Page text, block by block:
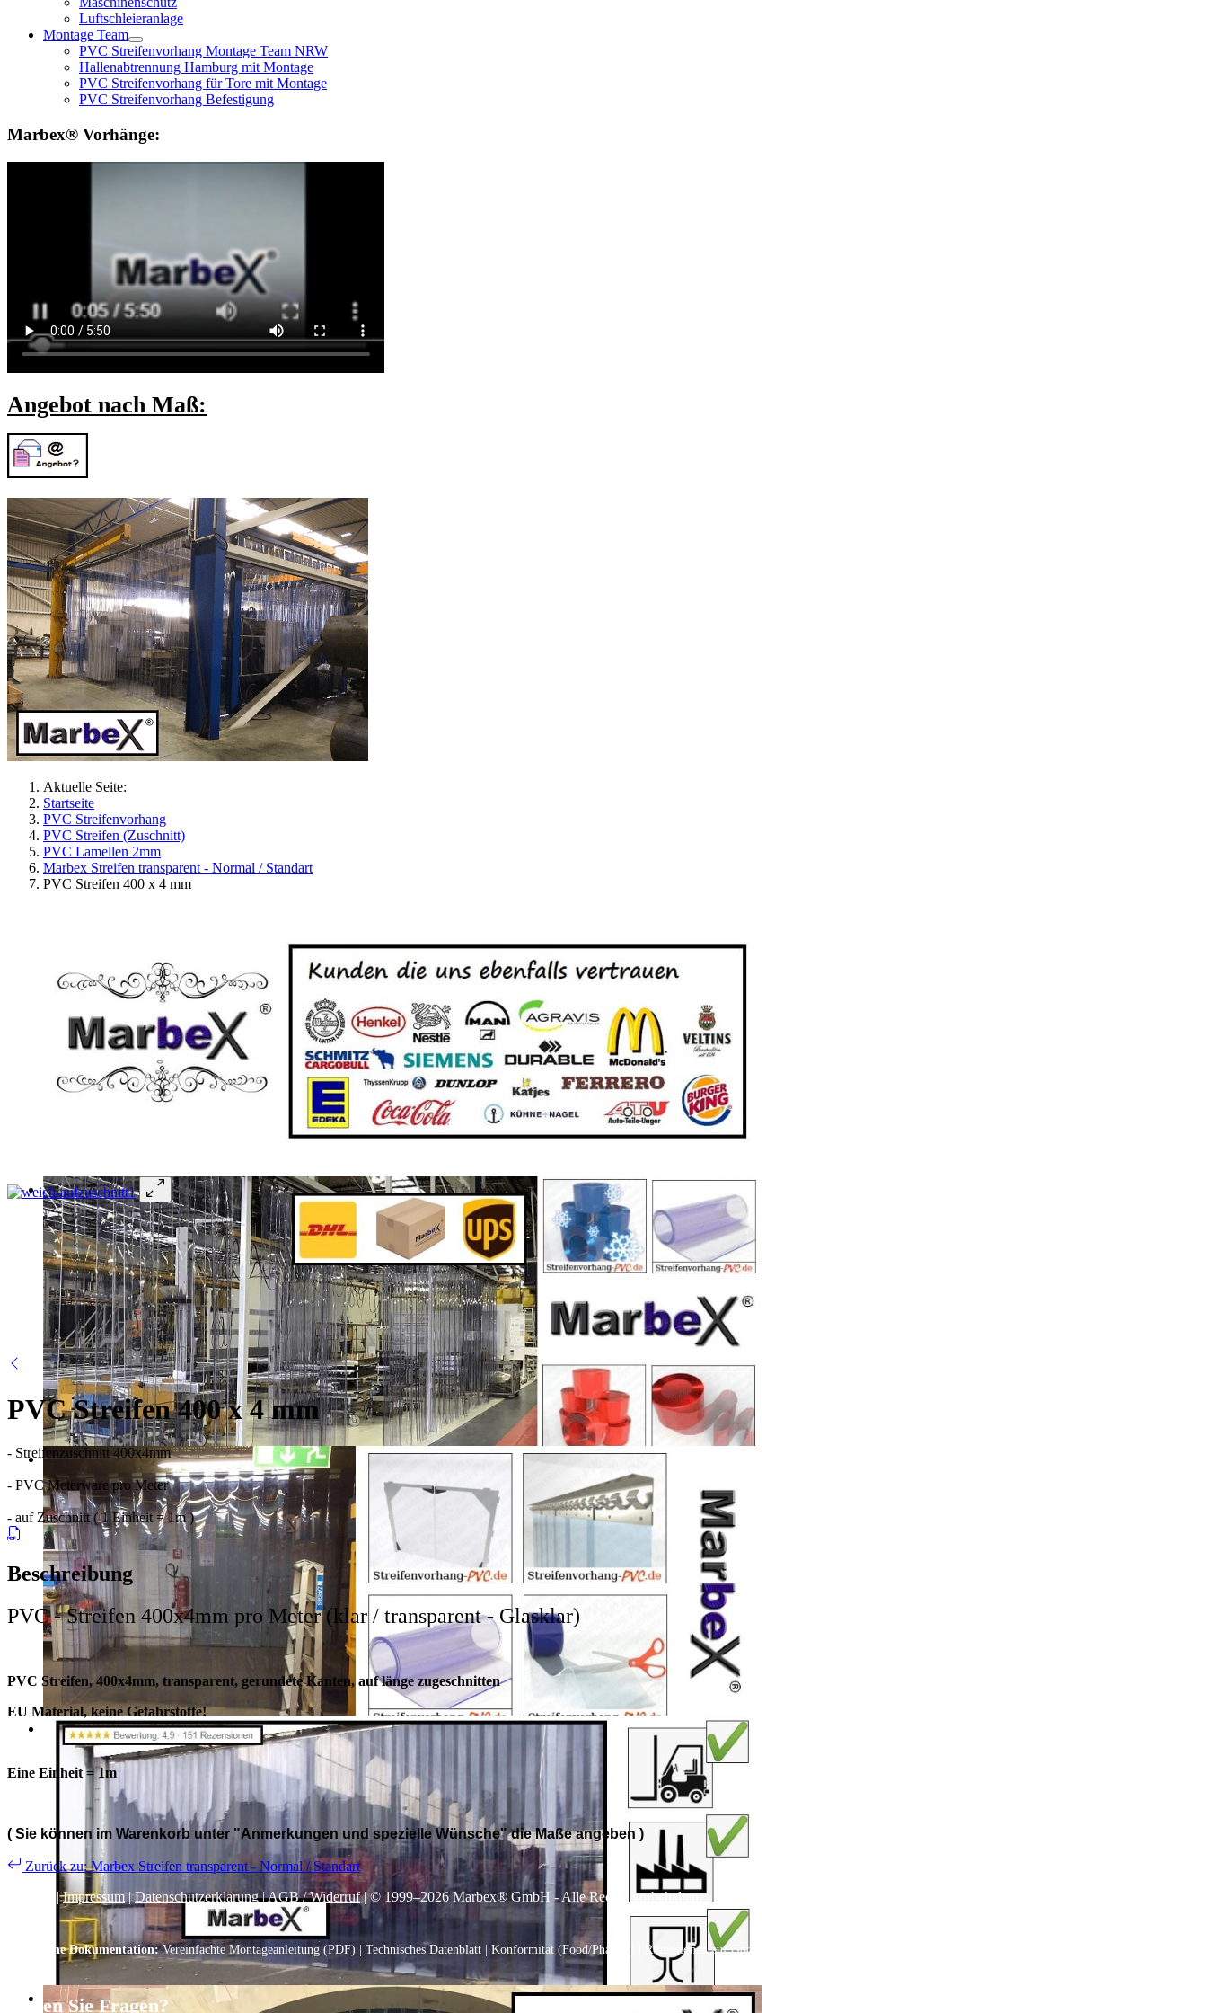
Luftschleieranlage
Montage Team
PVC Streifenvorhang Montage Team NRW
Hallenabtrennung Hamburg mit Montage
PVC Streifenvorhang für Tore mit Montage
PVC Streifenvorhang Befestigung
Marbex® Vorhänge:
Angebot nach Maß:
Aktuelle Seite:
Startseite
PVC Streifenvorhang
PVC Streifen (Zuschnitt)
PVC Lamellen 2mm
Marbex Streifen transparent - Normal / Standart
PVC Streifen 400 x 4 mm
PVC Streifen 400 x 4 mm
- Streifenzuschnitt 400x4mm
- PVC Meterware pro Meter
- auf Zuschnitt ( 1 Einheit = 1m )
Beschreibung
PVC - Streifen 400x4mm pro Meter (klar / transparent - Glasklar)
PVC Streifen, 400x4mm, transparent, gerundete Kanten, auf länge zugeschnitten
EU Material, keine Gefahrstoffe!
Eine Einheit = 1m
( Sie können im Warenkorb unter "Anmerkungen und spezielle Wünsche" die Maße angeben )
Zurück zu: Marbex Streifen transparent - Normal / Standart
|Impressum |Datenschutzerklärung|AGB / Widerruf| © 1999–2026 Marbex® GmbH - Alle Rechte vorbehalten.
Technische Dokumentation: Vereinfachte Montageanleitung (PDF) | Technisches Datenblatt | Konformität (Food/Pharma) Rezensionen auf Google ansehen
Haben Sie Fragen?